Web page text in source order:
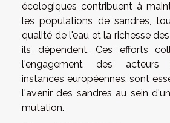
écologiques contribuent à
les populations de sandres,
qualité de l'eau et la richesse
ils dépendent. Ces efforts
l'engagement des acteurs
instances européennes, sont
l'avenir des sandres au sein
mutation.